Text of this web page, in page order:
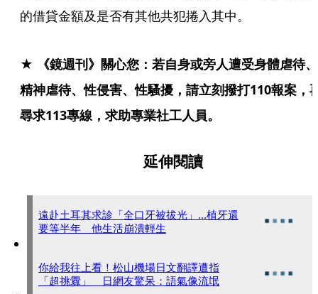
的借貸金額及是否有其他共犯捲入其中。
★ 《鏡週刊》關心您：若自身或旁人遭受身體虐待、
精神虐待、性侵害、性騷擾，請立刻撥打110報案，
尋求113專線，求助專業社工人員。
延伸閱讀
遠赴土耳其求診「全口牙被拔光」...植牙還
要等半年 他生活崩潰輕生
你給我往上看！松山機場日文翻譯遭指
「超挑釁」 日網友驚呆：語氣像流氓